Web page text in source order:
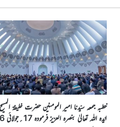
خطبہ جمعہ سیّدنا امیر المومنین حضرت خلیفۃ
ایّدہ اللہ تعالیٰ بنصرہ العزیز فرمودہ 17؍جولائی 2026ء